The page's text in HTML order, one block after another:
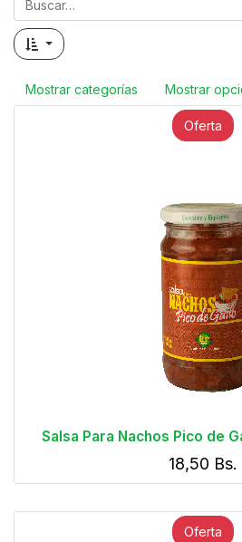
Mostrar categorías Mostrar
Oferta
Salsa Para Nachos Pico de
18,50 Bs.
Oferta